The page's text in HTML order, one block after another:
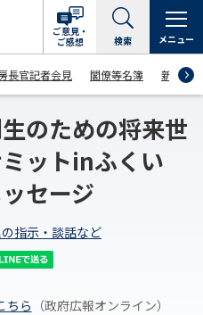
長官記者会見 閣僚等名簿 新着情報
ご意見・
ご感想
検索 メニュー
のための将来世
ットinふくい
セージ
指示・談話など
ちら （政府広報オンライン）